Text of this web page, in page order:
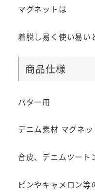
マグネットは
着脱し易く使い易い
商品仕様
パター用
デニム素材 マグネ
合皮、デニムツート
ピンやキャメロン